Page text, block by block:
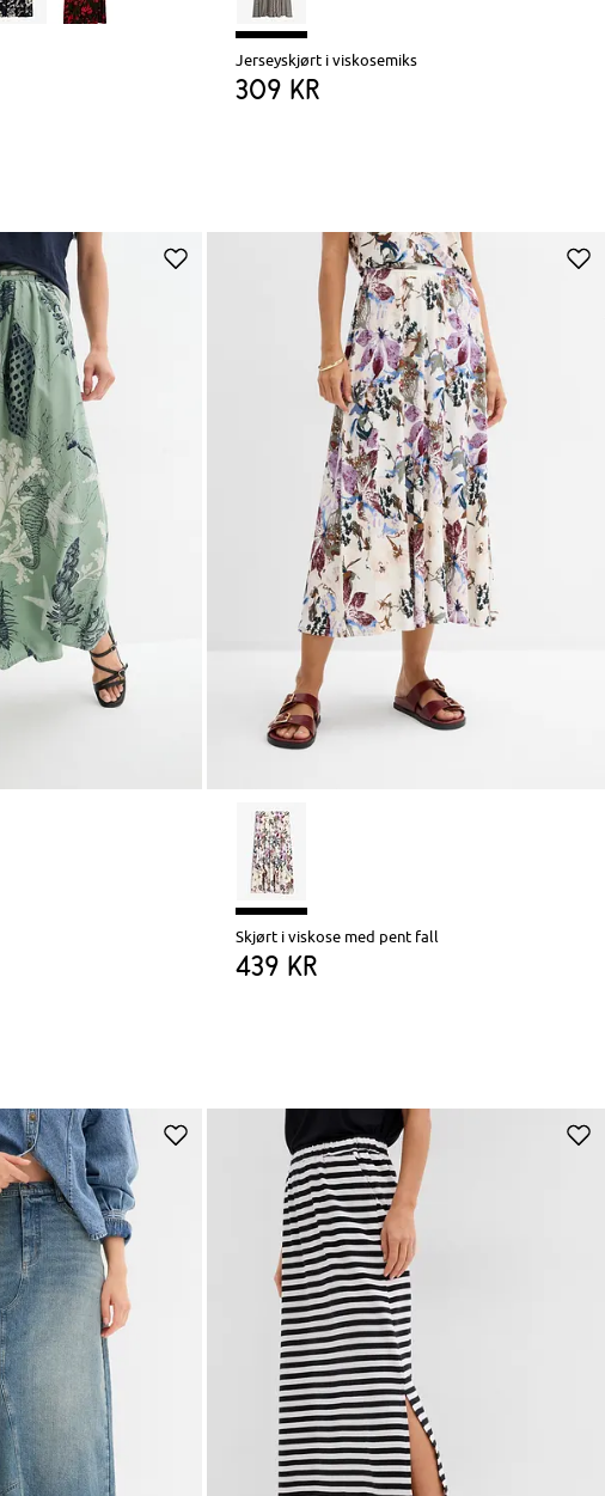
Jerseyskjørt i viskosemiks
309 kr
Skjørt i viskose med pent fall
439 kr